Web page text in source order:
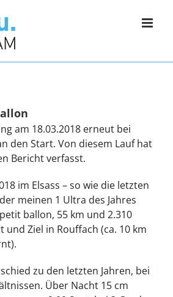
am 18.03.2018 erneut bei
den Start. Von diesem Lauf hat
Bericht verfasst.
im Elsass – so wie die letzten
meinen 1 Ultra des Jahres
ballon, 55 km und 2.310
und Ziel in Rouffach (ca. 10 km
zu den letzten Jahren, bei
Über Nacht 15 cm